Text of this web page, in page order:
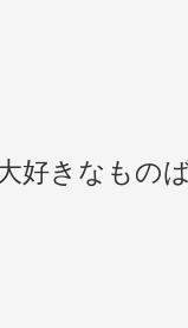
好きなもの